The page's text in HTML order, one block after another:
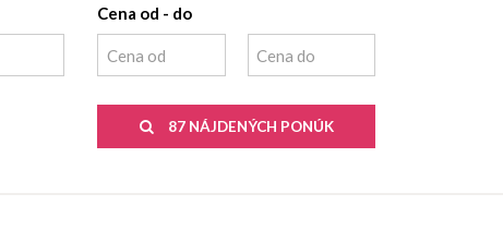
Cena od - do
87 NÁJDENÝCH PONÚK